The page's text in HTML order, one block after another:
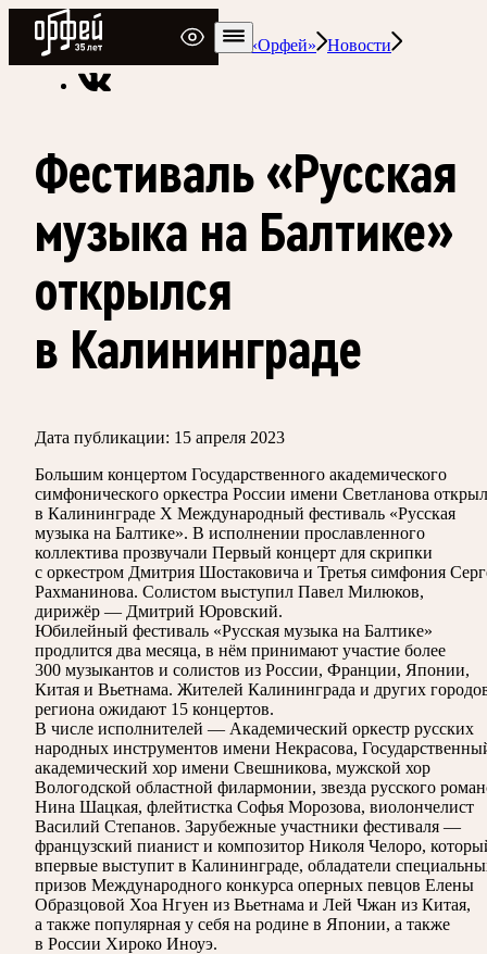
Радио Орфей
Радио классической музыки «Орфей»
Новости
Фестиваль «Русская
музыка на Балтике»
открылся
в Калининграде
Дата публикации: 15 апреля 2023
Большим концертом Государственного академического
симфонического оркестра России имени Светланова
в Калининграде X Международный фестиваль «Русская
музыка на Балтике». В исполнении прославленного
коллектива прозвучали Первый концерт для скрипки
с оркестром Дмитрия Шостаковича и Третья симфония
Рахманинова. Солистом выступил Павел Милюков,
дирижёр — Дмитрий Юровский.
Юбилейный фестиваль «Русская музыка на Балтике»
продлится два месяца, в нём принимают участие более
300 музыкантов и солистов из России, Франции, Японии,
Китая и Вьетнама. Жителей Калининграда и других
региона ожидают 15 концертов.
В числе исполнителей — Академический оркестр русских
народных инструментов имени Некрасова,
академический хор имени Свешникова, мужской хор
Вологодской областной филармонии, звезда русского
Нина Шацкая, флейтистка Софья Морозова, виолончелист
Василий Степанов. Зарубежные участники фестиваля —
французский пианист и композитор Николя Челоро,
впервые выступит в Калининграде, обладатели
призов Международного конкурса оперных певцов Елены
Образцовой Хоа Нгуен из Вьетнама и Лей Чжан из Китая,
а также популярная у себя на родине в Японии, а также
в России Хироко Иноуэ.